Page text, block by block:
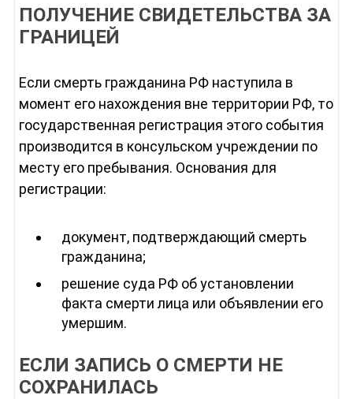
ПОЛУЧЕНИЕ СВИДЕТЕЛЬСТВА ЗА
ГРАНИЦЕЙ
Если смерть гражданина РФ наступила в
момент его нахождения вне территории РФ, то
государственная регистрация этого события
производится в консульском учреждении по
месту его пребывания. Основания для
регистрации:
документ, подтверждающий смерть
гражданина;
решение суда РФ об установлении
факта смерти лица или объявлении его
умершим.
ЕСЛИ ЗАПИСЬ О СМЕРТИ НЕ
СОХРАНИЛАСЬ